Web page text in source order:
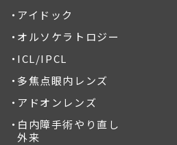
アイドック
オルソケラトロジー
ICL/IPCL
多焦点眼内レンズ
アドオンレンズ
白内障手術やり直し
外来